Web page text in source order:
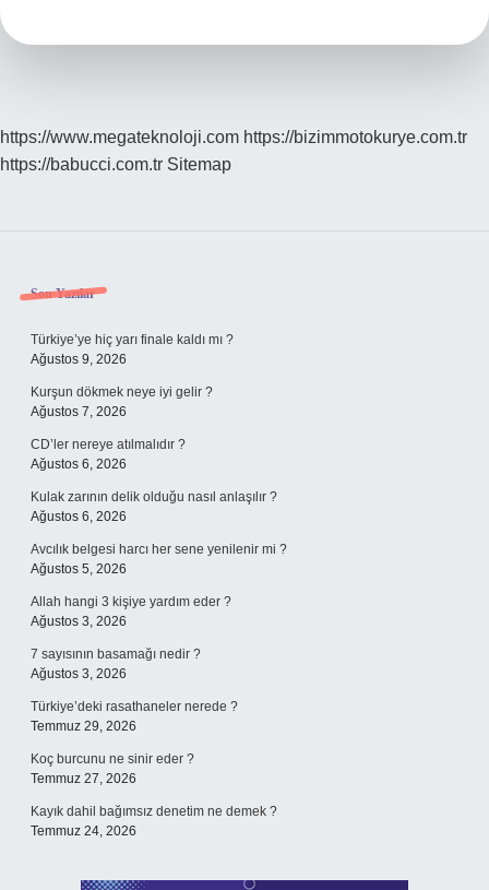
https://www.megateknoloji.com https://bizimmotokurye.com.tr
https://babucci.com.tr Sitemap
Sidebar
Son Yazılar
Türkiye’ye hiç yarı finale kaldı mı ?
Ağustos 9, 2026
Kurşun dökmek neye iyi gelir ?
Ağustos 7, 2026
CD’ler nereye atılmalıdır ?
Ağustos 6, 2026
Kulak zarının delik olduğu nasıl anlaşılır ?
Ağustos 6, 2026
Avcılık belgesi harcı her sene yenilenir mi ?
Ağustos 5, 2026
Allah hangi 3 kişiye yardım eder ?
Ağustos 3, 2026
7 sayısının basamağı nedir ?
Ağustos 3, 2026
Türkiye’deki rasathaneler nerede ?
Temmuz 29, 2026
Koç burcunu ne sinir eder ?
Temmuz 27, 2026
Kayık dahil bağımsız denetim ne demek ?
Temmuz 24, 2026